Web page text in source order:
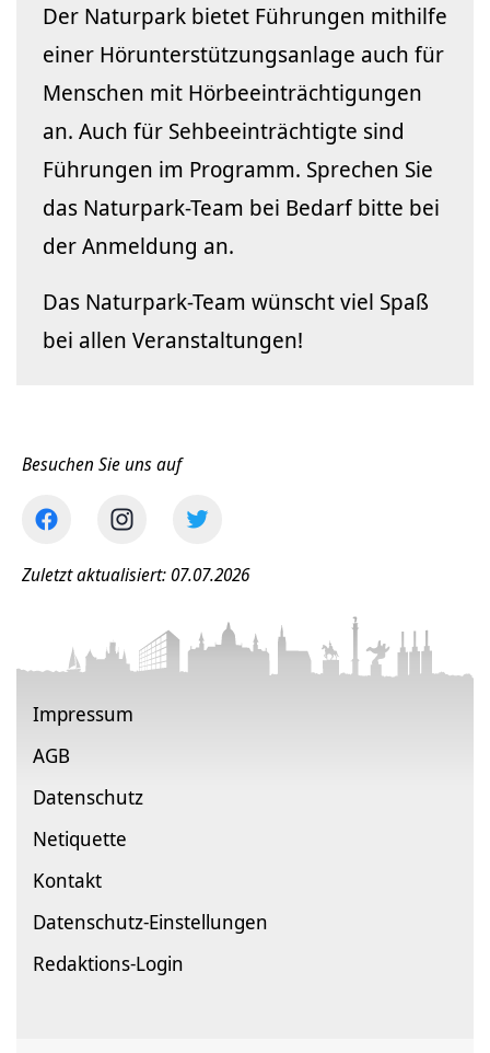
Der Naturpark bietet Führungen mithilfe
einer Hörunterstützungsanlage auch für
Menschen mit Hörbeeinträchtigungen
an. Auch für Sehbeeinträchtigte sind
Führungen im Programm. Sprechen Sie
das Naturpark-Team bei Bedarf bitte bei
der Anmeldung an.
Das Naturpark-Team wünscht viel Spaß
bei allen Veranstaltungen!
Besuchen Sie uns auf
Zuletzt aktualisiert: 07.07.2026
Impressum
AGB
Datenschutz
Netiquette
Kontakt
Datenschutz-Einstellungen
Redaktions-Login